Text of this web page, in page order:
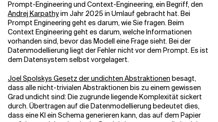
Prompt-Engineering und Context-Engineering, ein Begriff, den
Andrej Karpathyim Jahr 2025 in Umlauf gebracht hat. Bei
Prompt Engineering geht es darum, wie Sie fragen. Beim
Context Engineering geht es darum, welche Informationen
vorhanden sind, bevor das Modell eine Frage sieht. Bei der
Datenmodellierung liegt der Fehler nicht vor dem Prompt. Es ist
dem Datensystem selbst vorgelagert.
Joel Spolskys Gesetz der undichten Abstraktionen besagt,
dass alle nicht-trivialen Abstraktionen bis zu einem gewissen
Grad undicht sind: Die zugrunde liegende Komplexität sickert
durch. Übertragen auf die Datenmodellierung bedeutet dies,
dass eine KI ein Schema generieren kann, das auf dem Papier